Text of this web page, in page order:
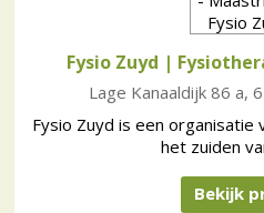
Fysio Zuyd |
Lage Kanaaldijk 86 a,
Fysio Zuyd is een organisatie
het zuiden
Bekijk